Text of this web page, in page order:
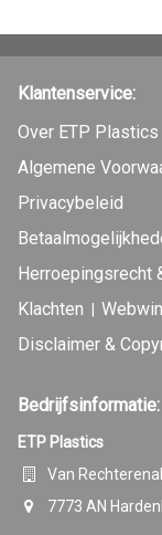
Klantenservice:
Over ETP Plastics
Algemene
Privacybeleid
Herroepingsrecht
Klachten
Disclaimer &
Bedrijfsinformatie:
ETP Plastics
Van
7773 AN